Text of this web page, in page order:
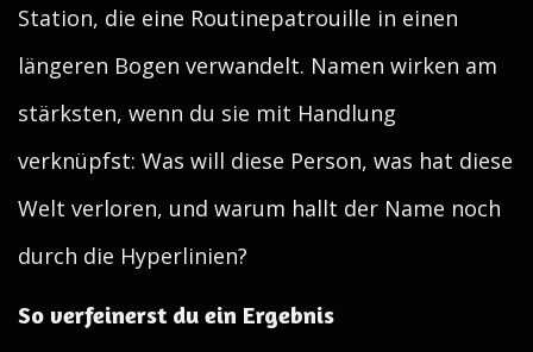
Station, die eine Routinepatrouille in einen
längeren Bogen verwandelt. Namen wirken am
stärksten, wenn du sie mit Handlung
verknüpfst: Was will diese Person, was hat diese
Welt verloren, und warum hallt der Name noch
durch die Hyperlinien?
So verfeinerst du ein Ergebnis